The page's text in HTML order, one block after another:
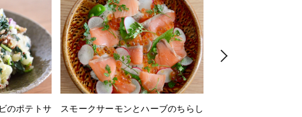
のポテトサ
スモークサーモンとハーブのちらし